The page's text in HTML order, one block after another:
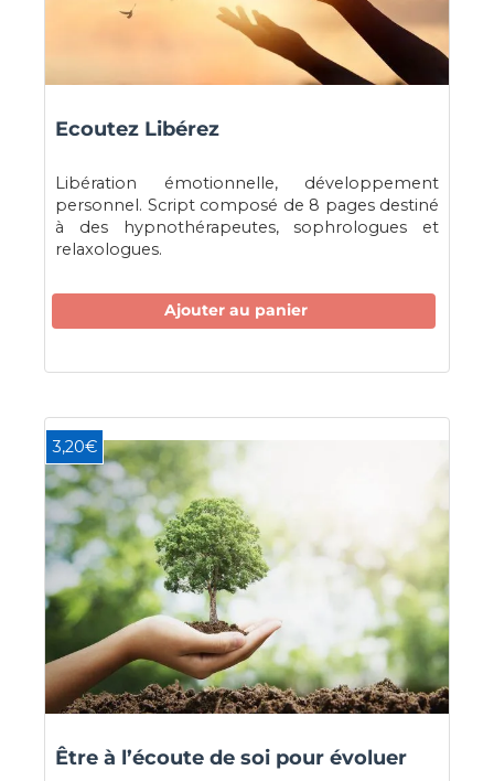
Ecoutez Libérez
Libération émotionnelle, développement
personnel. Script composé de 8 pages destiné
à des hypnothérapeutes, sophrologues et
relaxologues.
Ajouter au panier
3,20€
Être à l’écoute de soi pour évoluer